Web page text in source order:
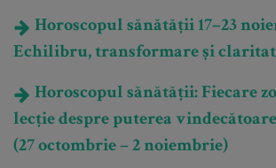
Horoscopul sănătății 17–23
Echilibru, transformare și
Horoscopul sănătății: Fiecare
lecție despre puterea
(27 octombrie – 2 noiembrie)